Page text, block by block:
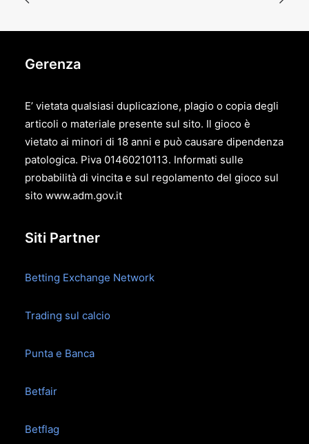
Gerenza
E’ vietata qualsiasi duplicazione, plagio o copia degli
articoli o materiale presente sul sito. Il gioco è
vietato ai minori di 18 anni e può causare dipendenza
patologica. Piva 01460210113. Informati sulle
probabilità di vincita e sul regolamento del gioco sul
sito www.adm.gov.it
Siti Partner
Betting Exchange Network
Trading sul calcio
Punta e Banca
Betfair
Betflag